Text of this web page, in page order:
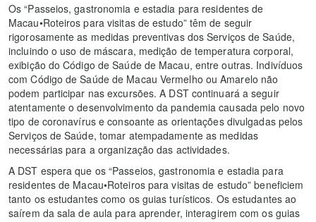
Os “Passeios, gastronomia e estadia para residentes de
Macau•Roteiros para visitas de estudo” têm de seguir
rigorosamente as medidas preventivas dos Serviços de Saúde,
incluindo o uso de máscara, medição de temperatura corporal,
exibição do Código de Saúde de Macau, entre outras. Indivíduos
com Código de Saúde de Macau Vermelho ou Amarelo não
podem participar nas excursões. A DST continuará a seguir
atentamente o desenvolvimento da pandemia causada pelo novo
tipo de coronavírus e consoante as orientações divulgadas pelos
Serviços de Saúde, tomar atempadamente as medidas
necessárias para a organização das actividades.
A DST espera que os “Passeios, gastronomia e estadia para
residentes de Macau•Roteiros para visitas de estudo” beneficiem
tanto os estudantes como os guias turísticos. Os estudantes ao
saírem da sala de aula para aprender, interagirem com os guias